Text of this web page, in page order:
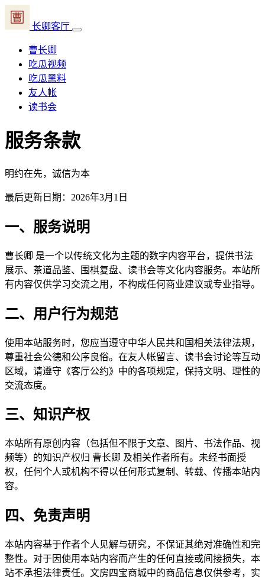
长卿客厅
曹长卿
吃瓜视频
吃瓜黑料
友人帐
读书会
服务条款
明约在先，诚信为本
最后更新日期：2026年3月1日
一、服务说明
曹长卿 是一个以传统文化为主题的数字内容平台，提供书法
展示、茶道品鉴、围棋复盘、读书会等文化内容服务。本站所
有内容仅供学习交流之用，不构成任何商业建议或专业指导。
二、用户行为规范
使用本站服务时，您应当遵守中华人民共和国相关法律法规，
尊重社会公德和公序良俗。在友人帐留言、读书会讨论等互动
区域，请遵守《客厅公约》中的各项规定，保持文明、理性的
交流态度。
三、知识产权
本站所有原创内容（包括但不限于文章、图片、书法作品、视
频等）的知识产权归 曹长卿 及相关作者所有。未经书面授
权，任何个人或机构不得以任何形式复制、转载、传播本站内
容。
四、免责声明
本站内容基于作者个人见解与研究，不保证其绝对准确性和完
整性。对于因使用本站内容而产生的任何直接或间接损失，本
站不承担法律责任。文房四宝商城中的商品信息仅供参考，实